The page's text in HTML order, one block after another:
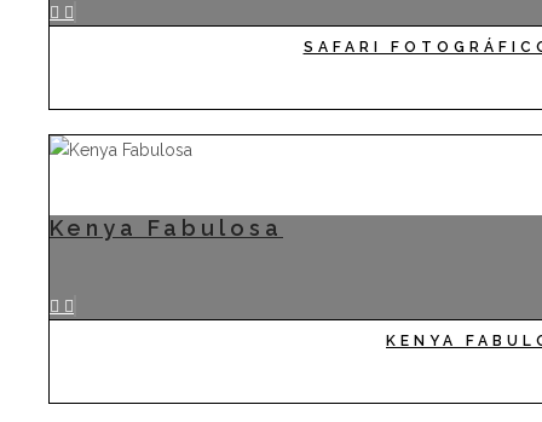
SAFARI
Kenya Fabulosa
KENYA